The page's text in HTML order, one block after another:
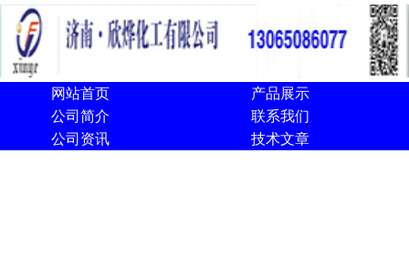
网站首页
产品展示
公司简介
联系我们
公司资讯
技术文章